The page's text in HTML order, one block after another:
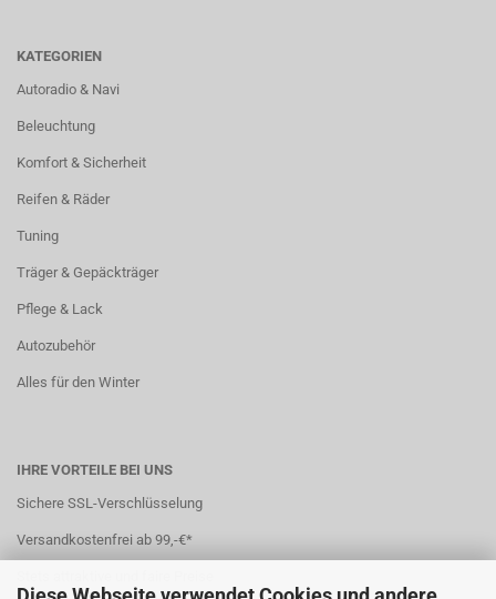
KATEGORIEN
Autoradio & Navi
Beleuchtung
Komfort & Sicherheit
Reifen & Räder
Tuning
Träger & Gepäckträger
Pflege & Lack
Autozubehör
Alles für den Winter
IHRE VORTEILE BEI UNS
Sichere SSL-Verschlüsselung
Versandkostenfrei ab 99,-€*